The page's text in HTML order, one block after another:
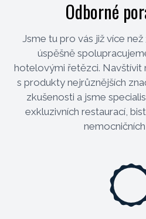
Odborné
Jsme tu pro vás již více
úspěšně
hotelovými řetězci. Navštívit
s produkty nejrůznějších
zkušenosti a jsme
exkluzivních restaurací,